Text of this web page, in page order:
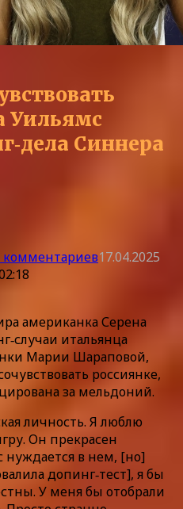
Уильямс
Синнера
комментариев17.04.2025
американка Серена
итальянца
Марии Шараповой,
россиянке,
за мельдоний.
личность. Я люблю
Он прекрасен
нуждается в нем, [но]
допинг‑тест], я бы
У меня бы отобрали